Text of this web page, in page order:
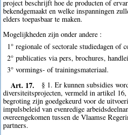
project beschrijft hoe de producten of
bekendgemaakt en welke inspanningen
elders toepasbaar te maken.
Mogelijkheden zijn onder andere :
1° regionale of sectorale studiedagen of
2° publicaties via pers, brochures,
3° vormings- of trainingsmateriaal.
Art. 17.
§ 1. Er kunnen subsidies
diversiteitsprojecten, vermeld in artikel
begroting zijn goedgekeurd voor de
impulsbeleid van evenredige
overeengekomen tussen de Vlaamse
partners.